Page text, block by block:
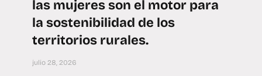
las mujeres son el motor para
la sostenibilidad de los
territorios rurales.
julio 28, 2026